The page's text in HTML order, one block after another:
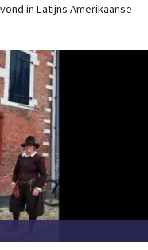
in Latijns Amerikaanse